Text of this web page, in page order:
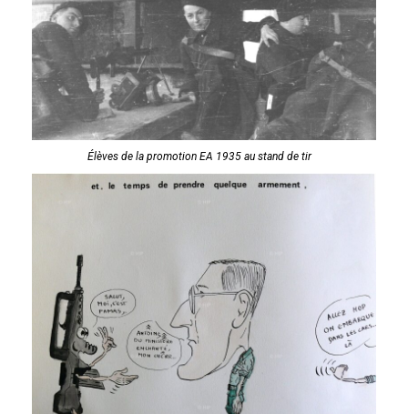
Élèves de la promotion EA 1935 au stand de tir